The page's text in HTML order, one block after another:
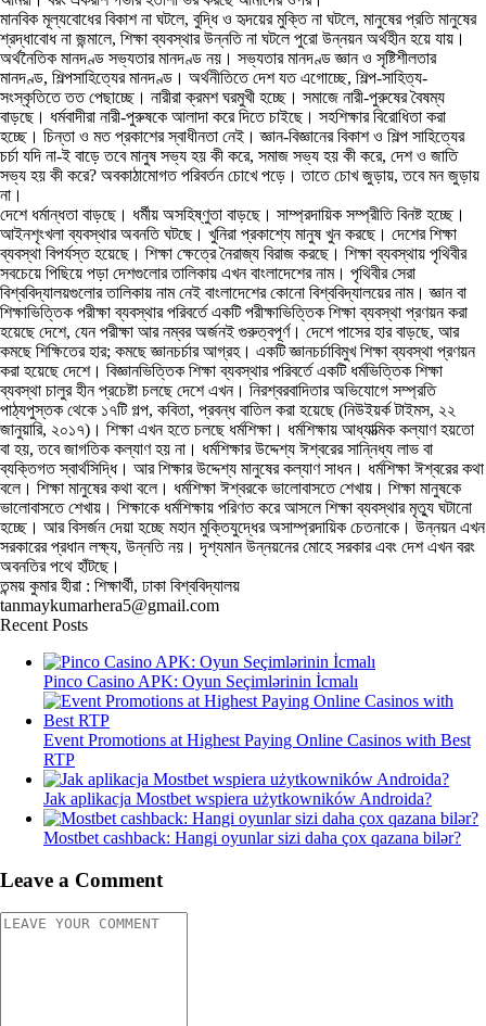
মানবিক মূল্যবোধের বিকাশ না ঘটলে, বুদ্ধি ও হৃদয়ের মুক্তি না ঘটলে, মানুষের প্রতি মানুষের
শ্রদ্ধাবোধ না জন্মালে, শিক্ষা ব্যবস্থার উন্নতি না ঘটলে পুরো উন্নয়ন অর্থহীন হয়ে যায়।
অর্থনৈতিক মানদণ্ড সভ্যতার মানদণ্ড নয়। সভ্যতার মানদণ্ড জ্ঞান ও সৃষ্টিশীলতার
মানদণ্ড, শিল্পসাহিত্যের মানদণ্ড। অর্থনীতিতে দেশ যত এগোচ্ছে, শিল্প-সাহিত্য-
সংস্কৃতিতে তত পেছাচ্ছে। নারীরা ক্রমশ ঘরমুখী হচ্ছে। সমাজে নারী-পুরুষের বৈষম্য
বাড়ছে। ধর্মবাদীরা নারী-পুরুষকে আলাদা করে দিতে চাইছে। সহশিক্ষার বিরোধিতা করা
হচ্ছে। চিন্তা ও মত প্রকাশের স্বাধীনতা নেই। জ্ঞান-বিজ্ঞানের বিকাশ ও শিল্প সাহিত্যের
চর্চা যদি না-ই বাড়ে তবে মানুষ সভ্য হয় কী করে, সমাজ সভ্য হয় কী করে, দেশ ও জাতি
সভ্য হয় কী করে? অবকাঠামোগত পরিবর্তন চোখে পড়ে। তাতে চোখ জুড়ায়, তবে মন জুড়ায়
না।
দেশে ধর্মান্ধতা বাড়ছে। ধর্মীয় অসহিষ্ণুতা বাড়ছে। সাম্প্রদায়িক সম্প্রীতি বিনষ্ট হচ্ছে।
আইনশৃংখলা ব্যবস্থার অবনতি ঘটছে। খুনিরা প্রকাশ্যে মানুষ খুন করছে। দেশের শিক্ষা
ব্যবস্থা বিপর্যস্ত হয়েছে। শিক্ষা ক্ষেত্রে নৈরাজ্য বিরাজ করছে। শিক্ষা ব্যবস্থায় পৃথিবীর
সবচেয়ে পিছিয়ে পড়া দেশগুলোর তালিকায় এখন বাংলাদেশের নাম। পৃথিবীর সেরা
বিশ্ববিদ্যালয়গুলোর তালিকায় নাম নেই বাংলাদেশের কোনো বিশ্ববিদ্যালয়ের নাম। জ্ঞান বা
শিক্ষাভিত্তিক পরীক্ষা ব্যবস্থার পরিবর্তে একটি পরীক্ষাভিত্তিক শিক্ষা ব্যবস্থা প্রণয়ন করা
হয়েছে দেশে, যেন পরীক্ষা আর নম্বর অর্জনই গুরুত্বপূর্ণ। দেশে পাসের হার বাড়ছে, আর
কমছে শিক্ষিতের হার; কমছে জ্ঞানচর্চার আগ্রহ। একটি জ্ঞানচর্চাবিমুখ শিক্ষা ব্যবস্থা প্রণয়ন
করা হয়েছে দেশে। বিজ্ঞানভিত্তিক শিক্ষা ব্যবস্থার পরিবর্তে একটি ধর্মভিত্তিক শিক্ষা
ব্যবস্থা চালুর হীন প্রচেষ্টা চলছে দেশে এখন। নিরশ্বরবাদিতার অভিযোগে সম্প্রতি
পাঠ্যপুস্তক থেকে ১৭টি গল্প, কবিতা, প্রবন্ধ বাতিল করা হয়েছে (নিউইয়র্ক টাইমস, ২২
জানুয়ারি, ২০১৭)। শিক্ষা এখন হতে চলছে ধর্মশিক্ষা। ধর্মশিক্ষায় আধ্যাত্মিক কল্যাণ হয়তো
বা হয়, তবে জাগতিক কল্যাণ হয় না। ধর্মশিক্ষার উদ্দেশ্য ঈশ্বরের সান্নিধ্য লাভ বা
ব্যক্তিগত স্বার্থসিদ্ধি। আর শিক্ষার উদ্দেশ্য মানুষের কল্যাণ সাধন। ধর্মশিক্ষা ঈশ্বরের কথা
বলে। শিক্ষা মানুষের কথা বলে। ধর্মশিক্ষা ঈশ্বরকে ভালোবাসতে শেখায়। শিক্ষা মানুষকে
ভালোবাসতে শেখায়। শিক্ষাকে ধর্মশিক্ষায় পরিণত করে আসলে শিক্ষা ব্যবস্থার মৃত্যু ঘটানো
হচ্ছে। আর বিসর্জন দেয়া হচ্ছে মহান মুক্তিযুদ্ধের অসাম্প্রদায়িক চেতনাকে। উন্নয়ন এখন
সরকারের প্রধান লক্ষ্য, উন্নতি নয়। দৃশ্যমান উন্নয়নের মোহে সরকার এবং দেশ এখন বরং
অবনতির পথে হাঁটছে।
তন্ময় কুমার হীরা : শিক্ষার্থী, ঢাকা বিশ্ববিদ্যালয়
tanmaykumarhera5@gmail.com
Recent Posts
Pinco Casino APK: Oyun Seçimlərinin İcmalı
Event Promotions at Highest Paying Online Casinos with Best
RTP
Jak aplikacja Mostbet wspiera użytkowników Androida?
Mostbet cashback: Hangi oyunlar sizi daha çox qazana bilər?
Leave a Comment